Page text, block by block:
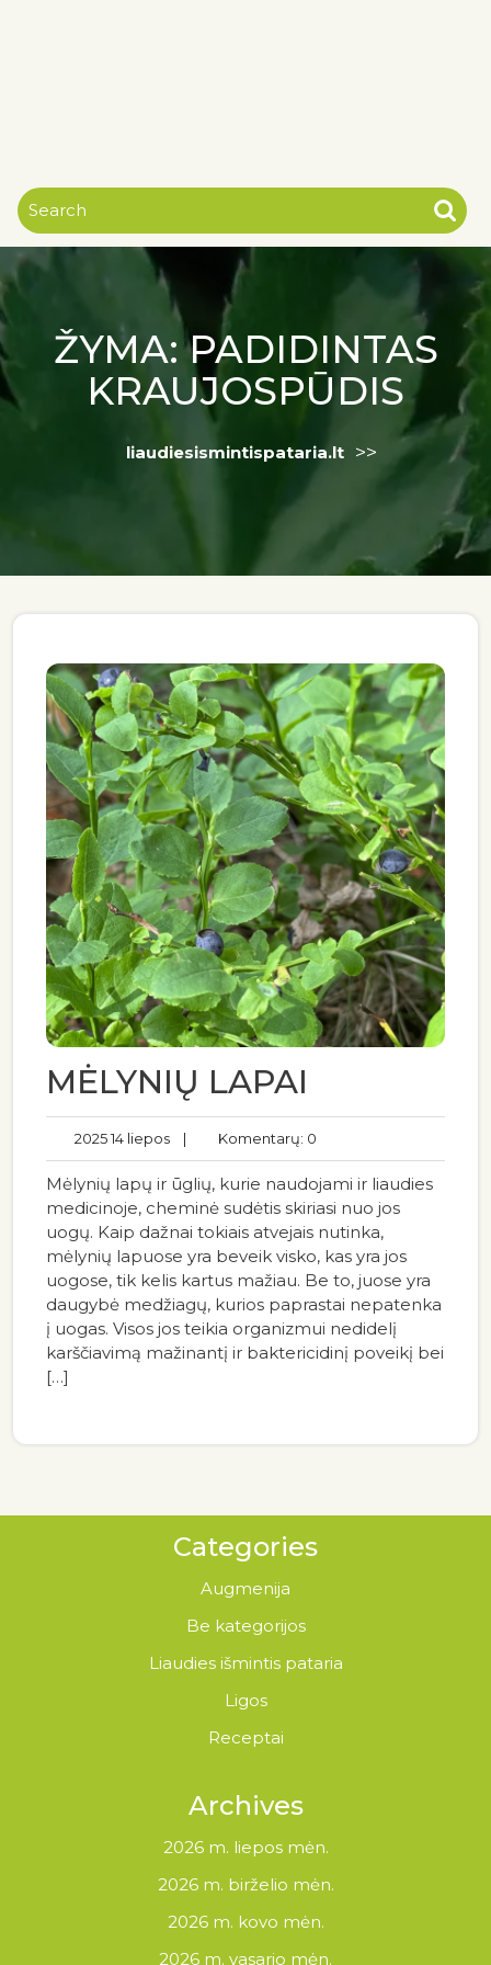
ŽYMA:PADIDINTAS
KRAUJOSPŪDIS
liaudiesismintispataria.lt >>
MĖLYNIŲ LAPAI
2025 14 liepos | Komentarų: 0
Mėlynių lapų ir ūglių, kurie naudojami ir liaudies
medicinoje, cheminė sudėtis skiriasi nuo jos
uogų. Kaip dažnai tokiais atvejais nutinka,
mėlynių lapuose yra beveik visko, kas yra jos
uogose, tik kelis kartus mažiau. Be to, juose yra
daugybė medžiagų, kurios paprastai nepatenka
į uogas. Visos jos teikia organizmui nedidelį
karščiavimą mažinantį ir baktericidinį poveikį bei
[…]
Categories
Augmenija
Be kategorijos
Liaudies išmintis pataria
Ligos
Receptai
Archives
2026 m. liepos mėn.
2026 m. birželio mėn.
2026 m. kovo mėn.
2026 m. vasario mėn.